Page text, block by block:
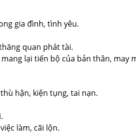
gia đình, tình yêu.
quan phát tài.
lại tiến bộ của bản thân, may
hận, kiện tụng, tai nạn.
làm, cãi lộn.